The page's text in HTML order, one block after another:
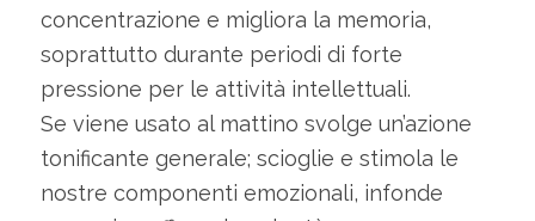
concentrazione e migliora la memoria,
soprattutto durante periodi di forte
pressione per le attività intellettuali.
Se viene usato al mattino svolge un’azione
tonificante generale; scioglie e stimola le
nostre componenti emozionali, infonde